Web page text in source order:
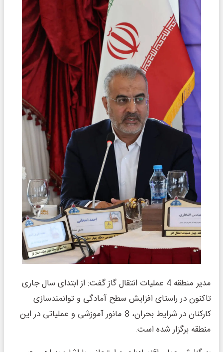
مدیر منطقه 4 عملیات انتقال گاز گفت: از ابتدای سال جاری
تاکنون در راستای افزایش سطح آمادگی و توانمندسازی
کارکنان در شرایط بحران، 8 مانور آموزشی و عملیاتی در این
منطقه برگزار شده است.